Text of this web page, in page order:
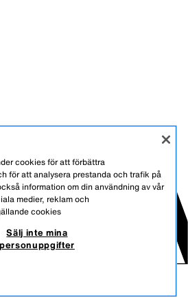
cookies för att förbättra
för att analysera prestanda och trafik på
information om din användning av vår
medier, reklam och
cookies
Sälj inte mina
personuppgifter